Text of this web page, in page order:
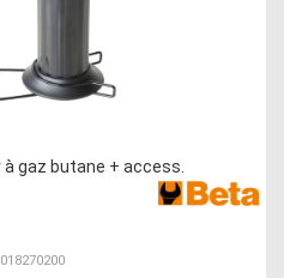
gaz butane + access.